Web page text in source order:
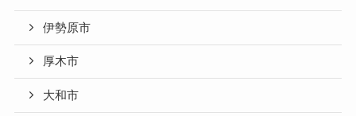
伊勢原市
厚木市
大和市